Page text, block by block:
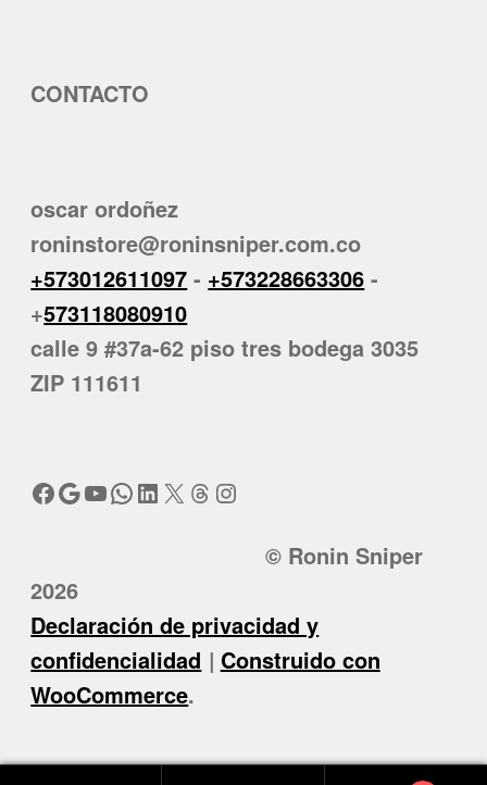
CONTACTO
oscar ordoñez
roninstore@roninsniper.com.co
+573012611097 - +573228663306 -
+573118080910
calle 9 #37a-62 piso tres bodega 3035
ZIP 111611
Facebook
Google
YouTube
WhatsApp
LinkedIn
X Threads
Instagram
© Ronin Sniper
2026
Declaración de privacidad y
confidencialidad
Construido con
WooCommerce.